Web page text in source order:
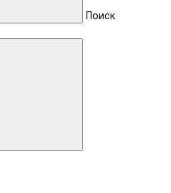
Поиск